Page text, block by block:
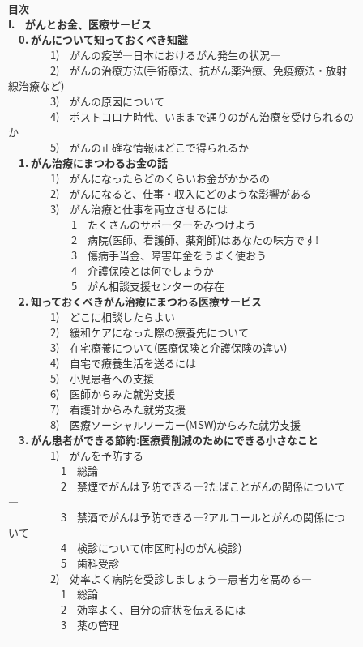
目次
I. がんとお金、医療サービス
0. がんについて知っておくべき知識
1) がんの疫学―日本におけるがん発生の状況―
2) がんの治療方法(手術療法、抗がん薬治療、免疫療法・放射
線治療など)
3) がんの原因について
4) ポストコロナ時代、いままで通りのがん治療を受けられるの
か
5) がんの正確な情報はどこで得られるか
1. がん治療にまつわるお金の話
1) がんになったらどのくらいお金がかかるの
2) がんになると、仕事・収入にどのような影響がある
3) がん治療と仕事を両立させるには
1 たくさんのサポーターをみつけよう
2 病院(医師、看護師、薬剤師)はあなたの味方です!
3 傷病手当金、障害年金をうまく使おう
4 介護保険とは何でしょうか
5 がん相談支援センターの存在
2. 知っておくべきがん治療にまつわる医療サービス
1) どこに相談したらよい
2) 緩和ケアになった際の療養先について
3) 在宅療養について(医療保険と介護保険の違い)
4) 自宅で療養生活を送るには
5) 小児患者への支援
6) 医師からみた就労支援
7) 看護師からみた就労支援
8) 医療ソーシャルワーカー(MSW)からみた就労支援
3. がん患者ができる節約:医療費削減のためにできる小さなこと
1) がんを予防する
1 総論
2 禁煙でがんは予防できる―?たばことがんの関係について
―
3 禁酒でがんは予防できる―?アルコールとがんの関係につ
いて―
4 検診について(市区町村のがん検診)
5 歯科受診
2) 効率よく病院を受診しましょう―患者力を高める―
1 総論
2 効率よく、自分の症状を伝えるには
3 薬の管理